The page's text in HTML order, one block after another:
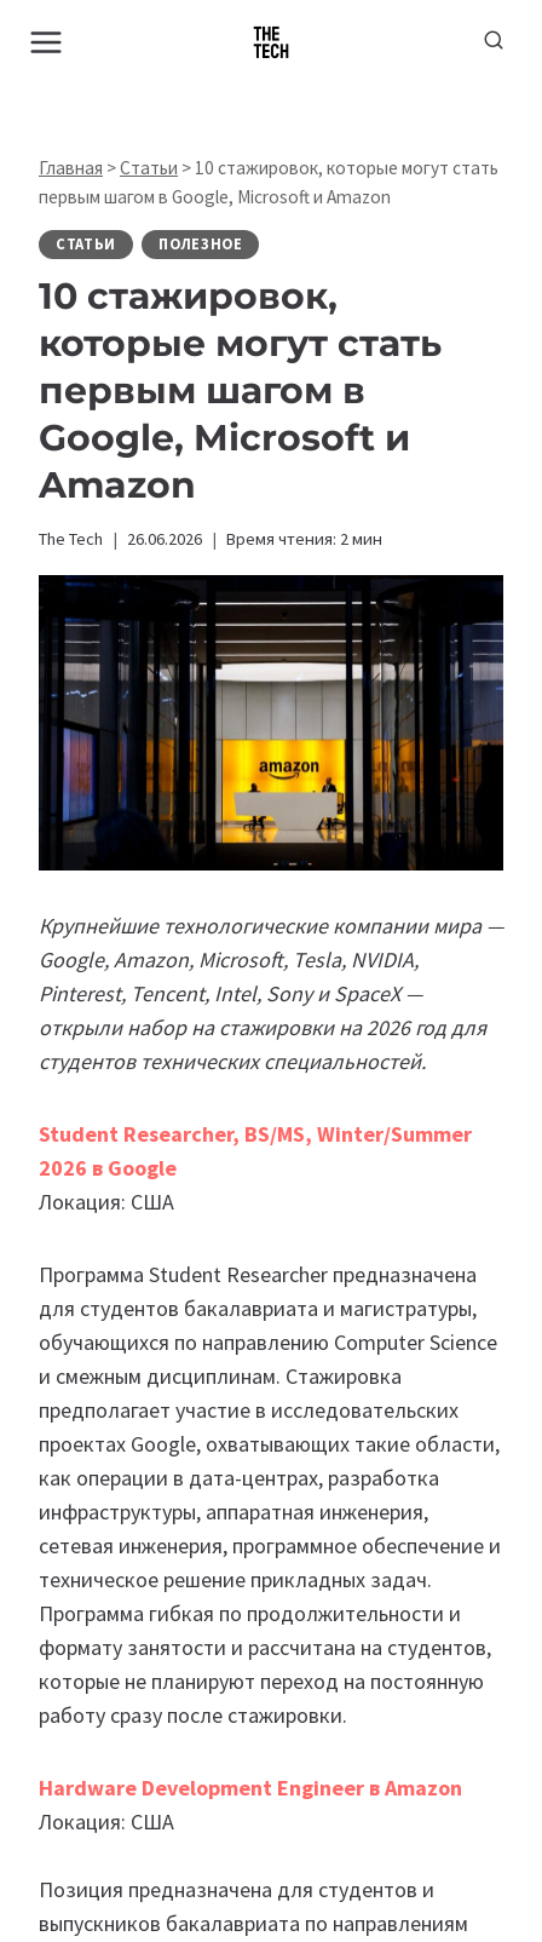
Главная >Статьи > 10 стажировок, которые могут стать
первым шагом в Google, Microsoft и Amazon
СТАТЬИ ПОЛЕЗНОЕ
10 стажировок,
которые могут стать
первым шагом в
Google, Microsoft и
Amazon
The Tech 26.06.2026 Время чтения: 2мин
Крупнейшие технологические компании мира —
Google, Amazon, Microsoft, Tesla, NVIDIA,
Pinterest, Tencent, Intel, Sony и SpaceX —
открыли набор на стажировки на 2026 год для
студентов технических специальностей.
Student Researcher, BS/MS, Winter/Summer
2026 в Google
Локация: США
Программа Student Researcher предназначена
для студентов бакалавриата и магистратуры,
обучающихся по направлению Computer Science
и смежным дисциплинам. Стажировка
предполагает участие в исследовательских
проектах Google, охватывающих такие области,
как операции в дата-центрах, разработка
инфраструктуры, аппаратная инженерия,
сетевая инженерия, программное обеспечение и
техническое решение прикладных задач.
Программа гибкая по продолжительности и
формату занятости и рассчитана на студентов,
которые не планируют переход на постоянную
работу сразу после стажировки.
Hardware Development Engineer в Amazon
Локация: США
Позиция предназначена для студентов и
выпускников бакалавриата по направлениям